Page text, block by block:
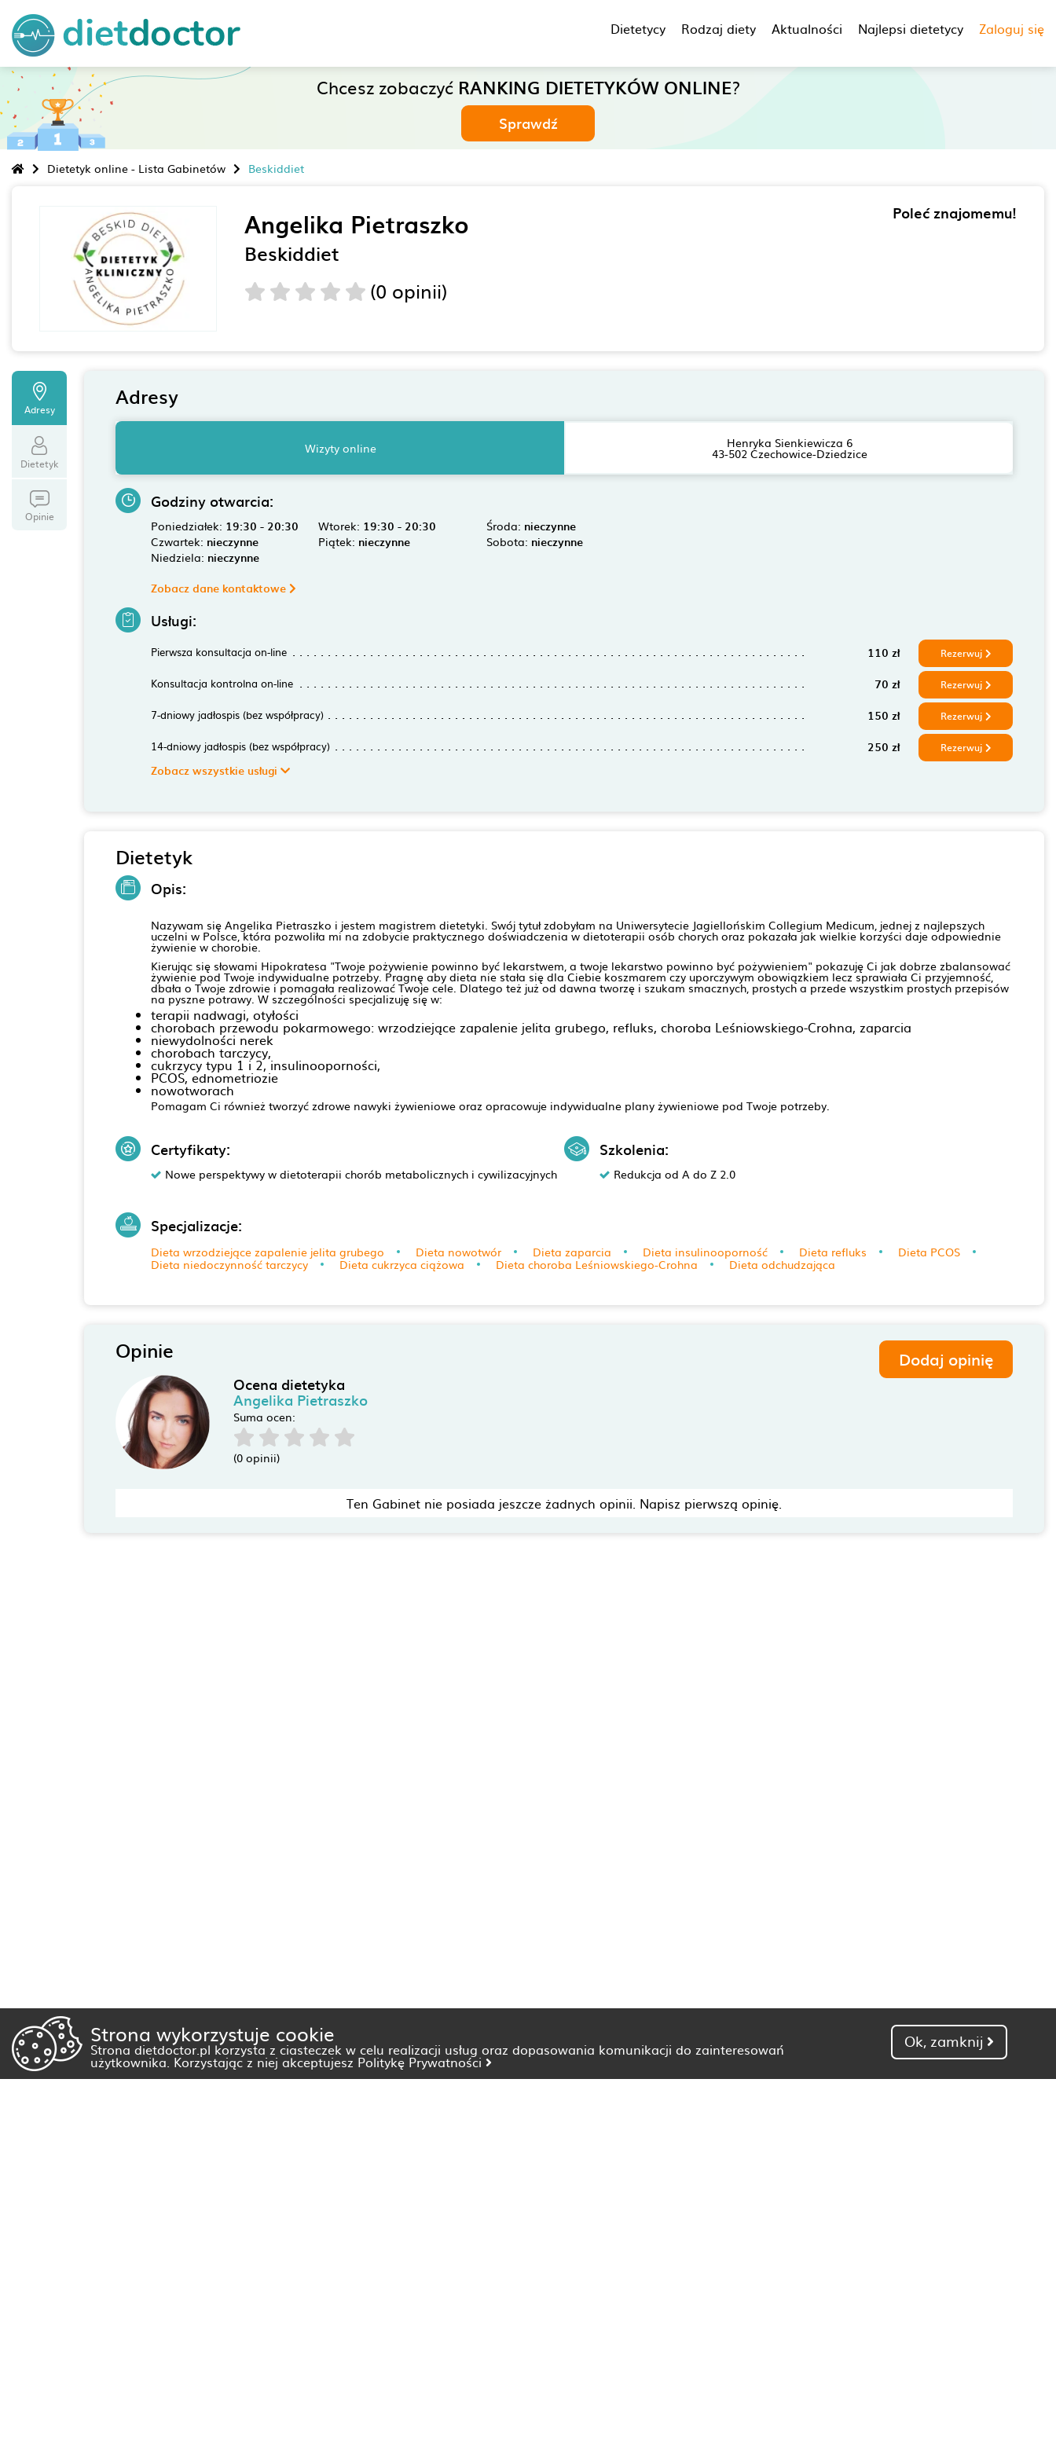
Strona wykorzystuje cookie
Strona dietdoctor.pl korzysta z ciasteczek w celu realizacji usług oraz dopasowania komunikacji do zainteresowań
użytkownika. Korzystając z niej akceptujesz Politykę Prywatności
Ok, zamknij
Dietetycy Rodzaj diety Aktualności Najlepsi dietetycy Zaloguj się
Chcesz zobaczyć RANKING DIETETYKÓW ONLINE?
Sprawdź
Dietetyk online - Lista Gabinetów Beskiddiet
Angelika Pietraszko
Beskiddiet
(0 opinii)
Poleć znajomemu!
Adresy
Dietetyk
Opinie
Adresy
Wizyty online Henryka Sienkiewicza 6
43-502 Czechowice-Dziedzice
Godziny otwarcia:
Poniedziałek: 19:30 - 20:30 Wtorek: 19:30 - 20:30 Środa: nieczynne
Czwartek: nieczynne Piątek: nieczynne Sobota: nieczynne
Niedziela: nieczynne
Zobacz dane kontaktowe
Usługi:
Pierwsza konsultacja on-line 110 zł Rezerwuj
Konsultacja kontrolna on-line 70 zł Rezerwuj
7-dniowy jadłospis (bez współpracy) 150 zł Rezerwuj
14-dniowy jadłospis (bez współpracy) 250 zł Rezerwuj
Zobacz wszystkie usługi
Dietetyk
Opis:
Nazywam się Angelika Pietraszko i jestem magistrem dietetyki. Swój tytuł zdobyłam na Uniwersytecie Jagiellońskim Collegium Medicum, jednej z najlepszych
uczelni w Polsce, która pozwoliła mi na zdobycie praktycznego doświadczenia w dietoterapii osób chorych oraz pokazała jak wielkie korzyści daje odpowiednie
żywienie w chorobie.
Kierując się słowami Hipokratesa "Twoje pożywienie powinno być lekarstwem, a twoje lekarstwo powinno być pożywieniem" pokazuję Ci jak dobrze zbalansować
żywienie pod Twoje indywidualne potrzeby. Pragnę aby dieta nie stała się dla Ciebie koszmarem czy uporczywym obowiązkiem lecz sprawiała Ci przyjemność,
dbała o Twoje zdrowie i pomagała realizować Twoje cele. Dlatego też już od dawna tworzę i szukam smacznych, prostych a przede wszystkim prostych przepisów
na pyszne potrawy. W szczególności specjalizuję się w:
terapii nadwagi, otyłości
chorobach przewodu pokarmowego: wrzodziejące zapalenie jelita grubego, refluks, choroba Leśniowskiego-Crohna, zaparcia
niewydolności nerek
chorobach tarczycy,
cukrzycy typu 1 i 2, insulinooporności,
PCOS, ednometriozie
nowotworach
Pomagam Ci również tworzyć zdrowe nawyki żywieniowe oraz opracowuje indywidualne plany żywieniowe pod Twoje potrzeby.
Certyfikaty:
Nowe perspektywy w dietoterapii chorób metabolicznych i cywilizacyjnych
Szkolenia:
Redukcja od A do Z 2.0
Specjalizacje:
Dieta wrzodziejące zapalenie jelita grubego Dieta nowotwór Dieta zaparcia Dieta insulinooporność Dieta refluks
Dieta PCOS
Dieta niedoczynność tarczycy
Dieta cukrzyca ciążowa Dieta choroba Leśniowskiego-Crohna Dieta odchudzająca
Opinie Dodaj opinię
Ocena dietetyka
Angelika Pietraszko
Suma ocen:
(0 opinii)
Ten Gabinet nie posiada jeszcze żadnych opinii. Napisz pierwszą opinię.